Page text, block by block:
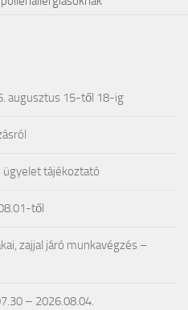
augusztus 15-től 18-ig
tájékoztató
től
zajjal járó munkavégzés –
– 2026.08.04.